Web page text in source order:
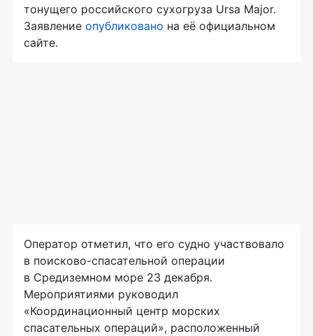
тонущего российского сухогруза Ursa Major.
Заявление опубликовано на её официальном
сайте.
Оператор отметил, что его судно участвовало
в поисково-спасательной операции
в Средиземном море 23 декабря.
Мероприятиями руководил
«Координационный центр морских
спасательных операций», расположенный